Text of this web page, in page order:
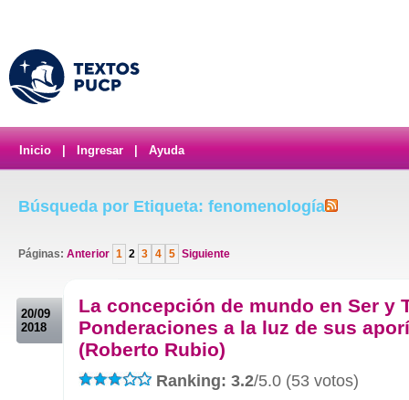
Inicio Ingresar Ayuda
Búsqueda por Etiqueta: fenomenología
Páginas: Anterior 1 2 3 4 5 Siguiente
20/09
2018
La concepción de mundo en Ser y
Ponderaciones a la luz de sus
(Roberto Rubio)
Ranking: 3.2/5.0 (53 votos)